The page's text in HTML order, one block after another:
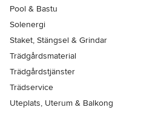
Pool & Bastu
Solenergi
Staket, Stängsel & Grindar
Trädgårdsmaterial
Trädgårdstjänster
Trädservice
Uteplats, Uterum & Balkong